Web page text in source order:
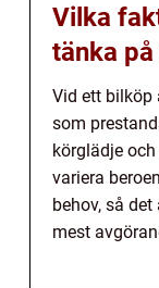
Vilka
tänka
Vid ett bilköp
som
körglädje
variera
behov, så
mest